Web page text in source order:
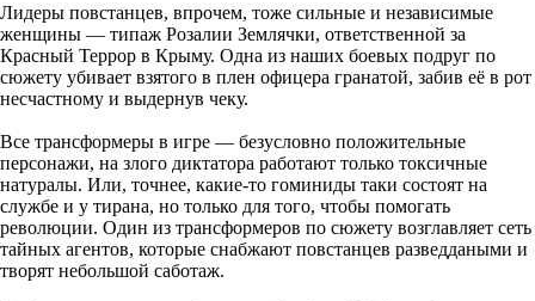
Лидеры повстанцев, впрочем, тоже сильные и независимые
женщины — типаж Розалии Землячки, ответственной за
Красный Террор в Крыму. Одна из наших боевых подруг по
сюжету убивает взятого в плен офицера гранатой, забив её в рот
несчастному и выдернув чеку.
Все трансформеры в игре — безусловно положительные
персонажи, на злого диктатора работают только токсичные
натуралы. Или, точнее, какие-то гоминиды таки состоят на
службе и у тирана, но только для того, чтобы помогать
революции. Один из трансформеров по сюжету возглавляет сеть
тайных агентов, которые снабжают повстанцев разведдаными и
творят небольшой саботаж.